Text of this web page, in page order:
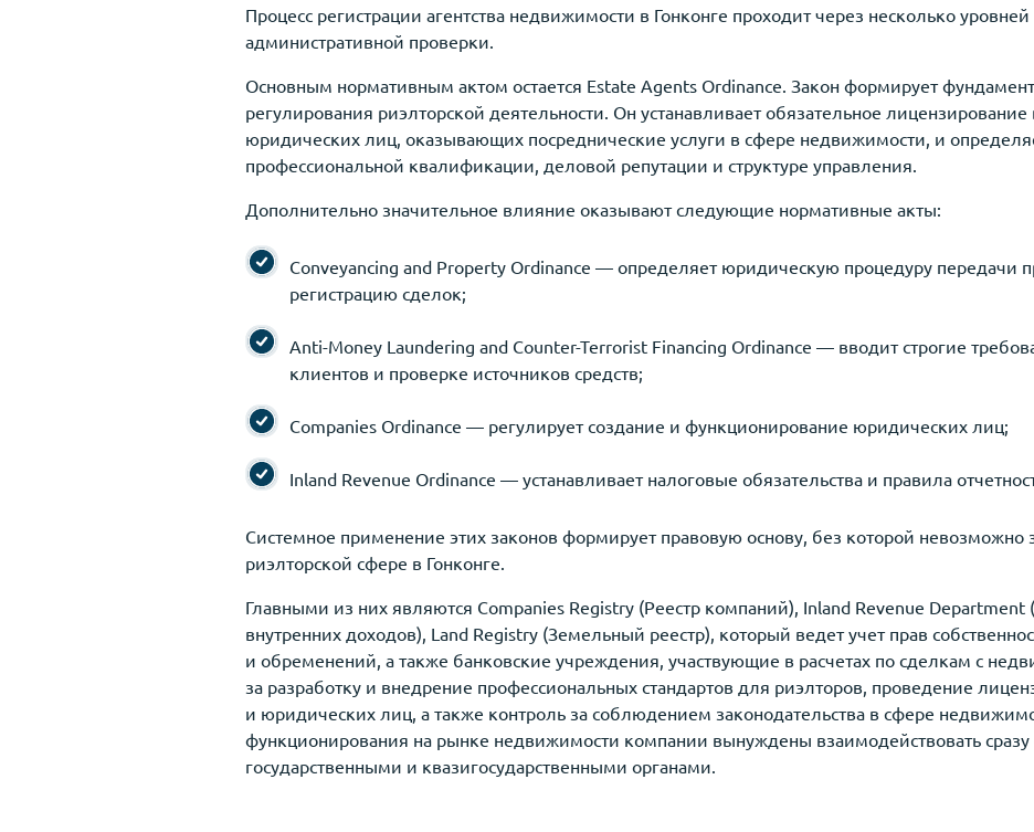
Процесс регистрации агентства недвижимости в Гонконге проходит через несколько
административной проверки.
Основным нормативным актом остается Estate Agents Ordinance. Закон формирует
регулирования риэлторской деятельности. Он устанавливает обязательное
юридических лиц, оказывающих посреднические услуги в сфере недвижимости, и
профессиональной квалификации, деловой репутации и структуре управления.
Дополнительно значительное влияние оказывают следующие нормативные акты:
Conveyancing and Property Ordinance — определяет юридическую процедуру передачи
регистрацию сделок;
Anti-Money Laundering and Counter-Terrorist Financing Ordinance — вводит строгие
клиентов и проверке источников средств;
Companies Ordinance — регулирует создание и функционирование юридических лиц;
Inland Revenue Ordinance — устанавливает налоговые обязательства и правила
Системное применение этих законов формирует правовую основу, без которой невозможно
риэлторской сфере в Гонконге.
Главными из них являются Companies Registry (Реестр компаний), Inland Revenue Department
внутренних доходов), Land Registry (Земельный реестр), который ведет учет прав
и обременений, а также банковские учреждения, участвующие в расчетах по сделкам с
за разработку и внедрение профессиональных стандартов для риэлторов, проведение
и юридических лиц, а также контроль за соблюдением законодательства в сфере
функционирования на рынке недвижимости компании вынуждены взаимодействовать сразу
государственными и квазигосударственными органами.